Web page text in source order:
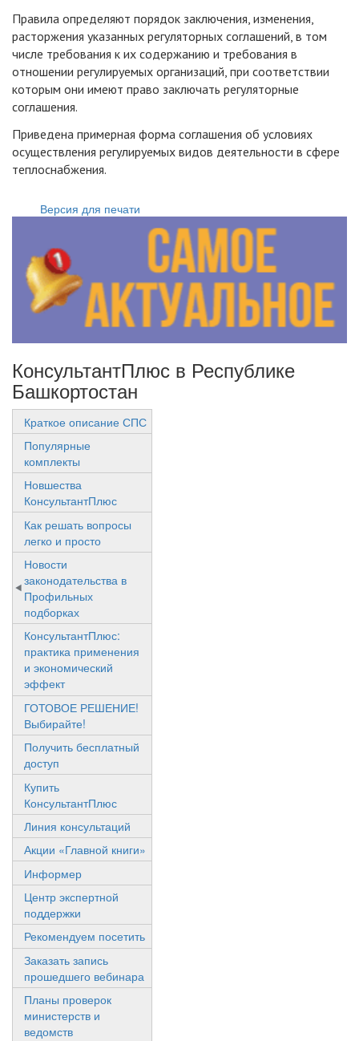
Правила определяют порядок заключения, изменения,
расторжения указанных регуляторных соглашений, в том
числе требования к их содержанию и требования в
отношении регулируемых организаций, при соответствии
которым они имеют право заключать регуляторные
соглашения.
Приведена примерная форма соглашения об условиях
осуществления регулируемых видов деятельности в сфере
теплоснабжения.
Версия для печати
КонсультантПлюс в Республике
Башкортостан
Краткое описание СПС
Популярные
комплекты
Новшества
КонсультантПлюс
Как решать вопросы
легко и просто
Новости
законодательства в
Профильных
подборках
КонсультантПлюс:
практика применения
и экономический
эффект
ГОТОВОЕ РЕШЕНИЕ!
Выбирайте!
Получить бесплатный
доступ
Купить
КонсультантПлюс
Линия консультаций
Акции «Главной книги»
Информер
Центр экспертной
поддержки
Рекомендуем посетить
Заказать запись
прошедшего вебинара
Планы проверок
министерств и
ведомств